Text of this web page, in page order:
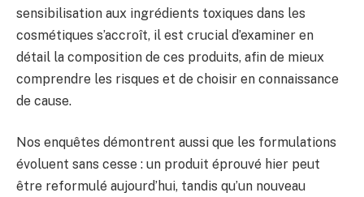
sensibilisation aux ingrédients toxiques dans les
cosmétiques s’accroît, il est crucial d’examiner en
détail la composition de ces produits, afin de mieux
comprendre les risques et de choisir en connaissance
de cause.
Nos enquêtes démontrent aussi que les formulations
évoluent sans cesse : un produit éprouvé hier peut
être reformulé aujourd’hui, tandis qu’un nouveau